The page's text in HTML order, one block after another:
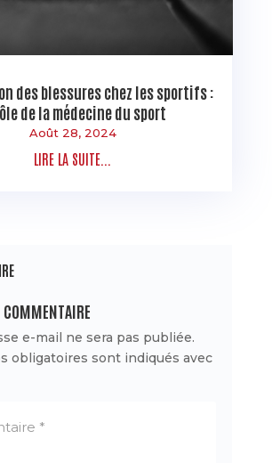
des blessures chez les sportifs :
de la médecine du sport
Août 28, 2024
LIRE LA SUITE...
COMMENTAIRE
e-mail ne sera pas publiée.
obligatoires sont indiqués avec